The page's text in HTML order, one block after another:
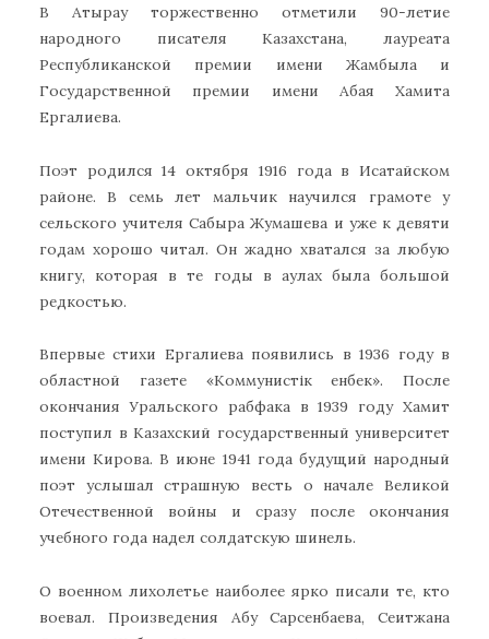
В Атырау торжественно отметили 90-летие
народного писателя Казахстана, лауреата
Республиканской премии имени Жамбыла и
Государственной премии имени Абая Хамита
Ергалиева.
Поэт родился 14 октября 1916 года в Исатайском
районе. В семь лет мальчик научился грамоте у
сельского учителя Сабыра Жумашева и уже к девяти
годам хорошо читал. Он жадно хватался за любую
книгу, которая в те годы в аулах была большой
редкостью.
Впервые стихи Ергалиева появились в 1936 году в
областной газете «Коммунистiк енбек». После
окончания Уральского рабфака в 1939 году Хамит
поступил в Казахский государственный университет
имени Кирова. В июне 1941 года будущий народный
поэт услышал страшную весть о начале Великой
Отечественной войны и сразу после окончания
учебного года надел солдатскую шинель.
О военном лихолетье наиболее ярко писали те, кто
воевал. Произведения Абу Сарсенбаева, Сеитжана